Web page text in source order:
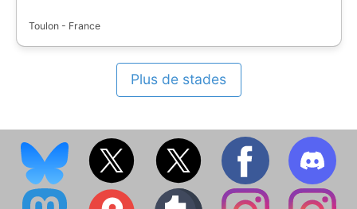
Toulon - France
Plus de stades